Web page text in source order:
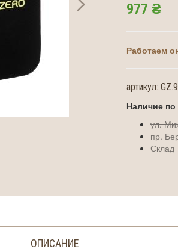
977 ₴
Работаем
артикул:
Наличие по
ул.
пр.
Склад
ОПИСАНИЕ